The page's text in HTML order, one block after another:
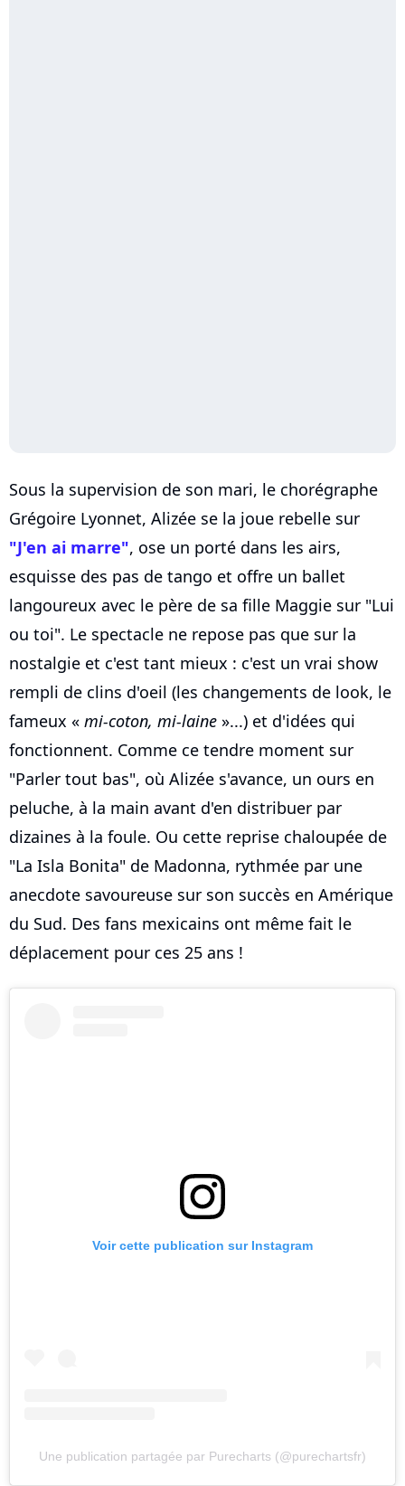
Sous la supervision de son mari, le chorégraphe
Grégoire Lyonnet, Alizée se la joue rebelle sur
"J'en ai marre", ose un porté dans les airs,
esquisse des pas de tango et offre un ballet
langoureux avec le père de sa fille Maggie sur "Lui
ou toi". Le spectacle ne repose pas que sur la
nostalgie et c'est tant mieux : c'est un vrai show
rempli de clins d'oeil (les changements de look, le
fameux « mi-coton, mi-laine »...) et d'idées qui
fonctionnent. Comme ce tendre moment sur
"Parler tout bas", où Alizée s'avance, un ours en
peluche, à la main avant d'en distribuer par
dizaines à la foule. Ou cette reprise chaloupée de
"La Isla Bonita" de Madonna, rythmée par une
anecdote savoureuse sur son succès en Amérique
du Sud. Des fans mexicains ont même fait le
déplacement pour ces 25 ans !
Voir cette publication sur Instagram
Une publication partagée par Purecharts (@purechartsfr)